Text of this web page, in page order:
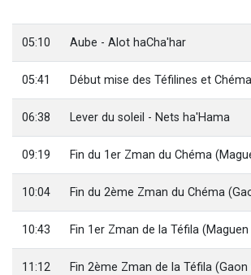
Ariel vient de donner son
Il reste 49 places pour étudier
Eva vient de donner son
05:10 Aube - Alot haCha'har
05:41 Début mise des Téfilines et Chéma
06:38 Lever du soleil - Nets ha'Hama
09:19 Fin du 1er Zman du Chéma
10:04 Fin du 2ème Zman du Chéma
10:43 Fin 1er Zman de la Téfila
11:12 Fin 2ème Zman de la Téfila (Gaon